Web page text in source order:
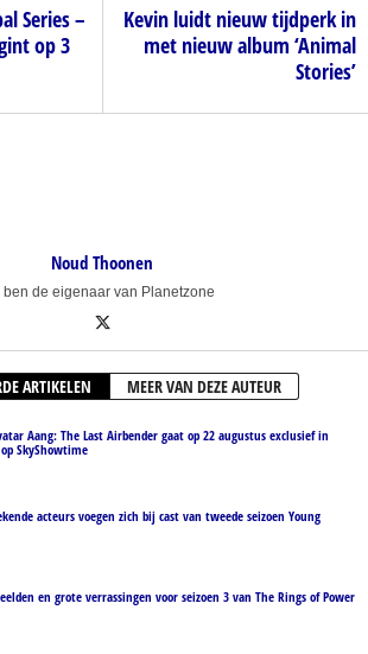
Series –
op 3
Kevin luidt nieuw tijdperk in
met nieuw album ‘Animal
Stories’
Noud Thoonen
ben de eigenaar van Planetzone
ARTIKELEN MEER VAN DEZE AUTEUR
Aang: The Last Airbender gaat op 22 augustus exclusief in
SkyShowtime
acteurs voegen zich bij cast van tweede seizoen Young
en grote verrassingen voor seizoen 3 van The Rings of Power